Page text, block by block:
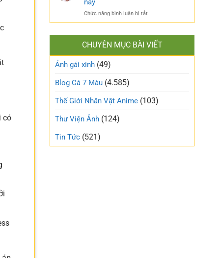
có
đẹp
thông
thường
đang
làm
làm
gió
trên
này
Chức năng bình luận bị tắt
165+
xinh
cute
trẻo
nhất
CHUYÊN MỤC BÀI VIẾT
Ảnh gái xinh (49)
Blog Cá 7 Màu (4.585)
Thế Giới Nhân Vật Anime (103)
Thư Viện Ảnh (124)
Tin Tức (521)